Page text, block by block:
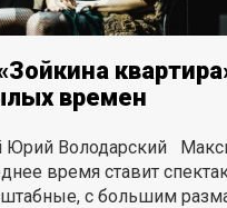
времен
Юрий Володарский
время ставит
с большим